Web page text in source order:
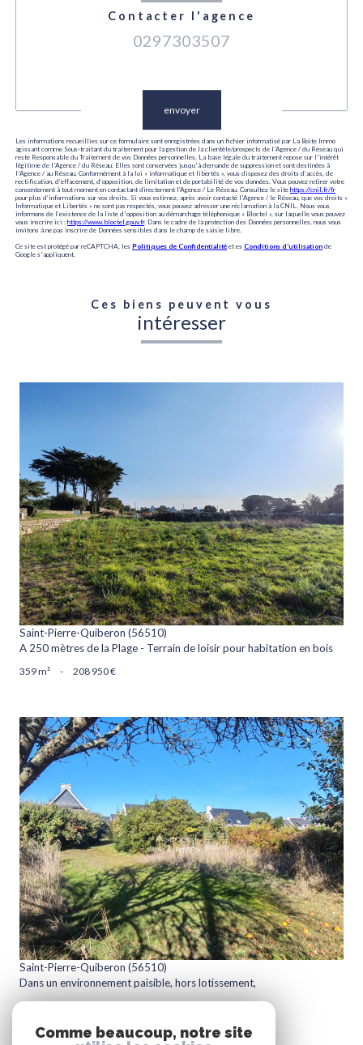
Contacter l'agence
0297303507
envoyer
Les informations recueillies sur ce formulaire sont enregistrées dans un fichier informatisé par La Boite Immo
agissant comme Sous-traitant du traitement pour la gestion de la clientèle/prospects de l'Agence / du Réseau qui
reste Responsable du Traitement de vos Données personnelles. La base légale du traitement repose sur l'intérêt
légitime de l'Agence / du Réseau. Elles sont conservées jusqu'à demande de suppression et sont destinées à
l'Agence / au Réseau. Conformément à la loi « informatique et libertés », vous disposez des droits d’accès, de
rectification, d’effacement, d’opposition, de limitation et de portabilité de vos données. Vous pouvez retirer votre
consentement à tout moment en contactant directement l’Agence / Le Réseau. Consultez le site https://cnil.fr/fr
pour plus d’informations sur vos droits. Si vous estimez, après avoir contacté l'Agence / le Réseau, que vos droits «
Informatique et Libertés » ne sont pas respectés, vous pouvez adresser une réclamation à la CNIL. Nous vous
informons de l’existence de la liste d'opposition au démarchage téléphonique « Bloctel », sur laquelle vous pouvez
vous inscrire ici : https://www.bloctel.gouv.fr. Dans le cadre de la protection des Données personnelles, nous vous
invitons à ne pas inscrire de Données sensibles dans le champ de saisie libre.
Ce site est protégé par reCAPTCHA, les Politiques de Confidentialité et es Conditions d'utilisation de
Google s'appliquent.
Ces biens peuvent vous
intéresser
voir le bien
Saint-Pierre-Quiberon (56510)
A 250 mètres de la Plage - Terrain de loisir pour habitation en bois
359 m² - 208 950 €
voir le bien
Saint-Pierre-Quiberon (56510)
Dans un environnement paisible, hors lotissement,
400 m²
Comme beaucoup, notre site